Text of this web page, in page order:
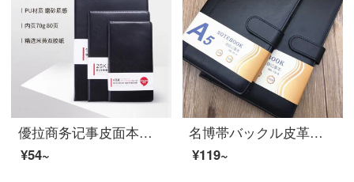
優拉商务记事皮面本は日常的にオフィスノートを書いています。高級日記の皮面ノートはプレゼント用に作られています。7903黒/48 K
¥54~
名博帯バックル皮革本ビジネスノート事務所厚い手帳132枚日記本事務用品黒25-6 A 5/25 K
¥119~